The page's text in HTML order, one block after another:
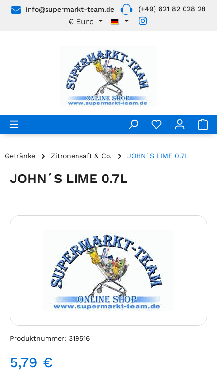
Zum Hauptinhalt springen
info@supermarkt-team.de (+49) 621 82 028 28
€ Euro
Getränke Zitronensaft & Co. JOHN´S LIME 0.7L
JOHN´S LIME 0.7L
Bildergalerie überspringen
Produktnummer: 319516
Regulärer Preis:
5,79 €